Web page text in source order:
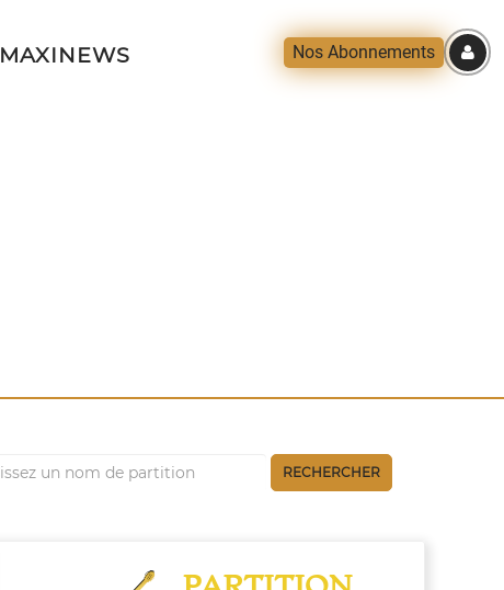
MAXINEWS Nos Abonnements
RECHERCHER